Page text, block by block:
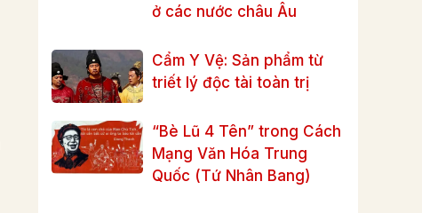
ở các nước châu Âu
Cẩm Y Vệ: Sản phẩm từ
triết lý độc tài toàn trị
“Bè Lũ 4 Tên” trong Cách
Mạng Văn Hóa Trung
Quốc (Tứ Nhân Bang)